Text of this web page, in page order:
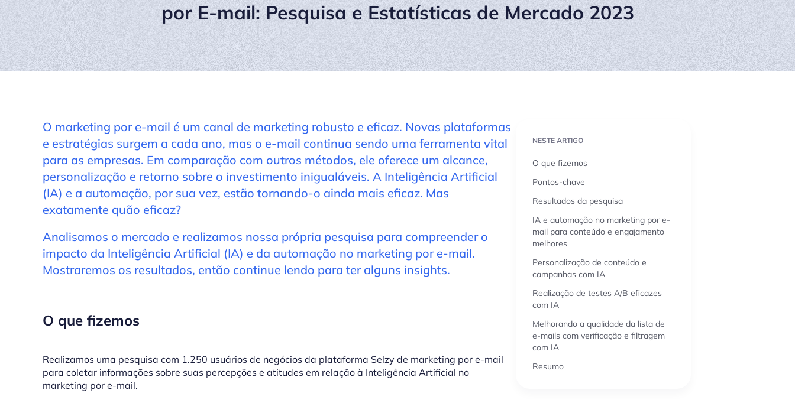
por E-mail: Pesquisa e Estatísticas de Mercado 2023
O marketing por e-mail é um canal de marketing robusto e eficaz. Novas plataformas
e estratégias surgem a cada ano, mas o e-mail continua sendo uma ferramenta vital
para as empresas. Em comparação com outros métodos, ele oferece um alcance,
personalização e retorno sobre o investimento inigualáveis. A Inteligência Artificial
(IA) e a automação, por sua vez, estão tornando-o ainda mais eficaz. Mas
exatamente quão eficaz?
Analisamos o mercado e realizamos nossa própria pesquisa para compreender o
impacto da Inteligência Artificial (IA) e da automação no marketing por e-mail.
Mostraremos os resultados, então continue lendo para ter alguns insights.
O que fizemos
Realizamos uma pesquisa com 1.250 usuários de negócios da plataforma Selzy de marketing por e-mail
para coletar informações sobre suas percepções e atitudes em relação à Inteligência Artificial no
marketing por e-mail.
NESTE ARTIGO
O que fizemos
Pontos-chave
Resultados da pesquisa
IA e automação no marketing por e-
mail para conteúdo e engajamento
melhores
Personalização de conteúdo e
campanhas com IA
Realização de testes A/B eficazes
com IA
Melhorando a qualidade da lista de
e-mails com verificação e filtragem
com IA
Resumo